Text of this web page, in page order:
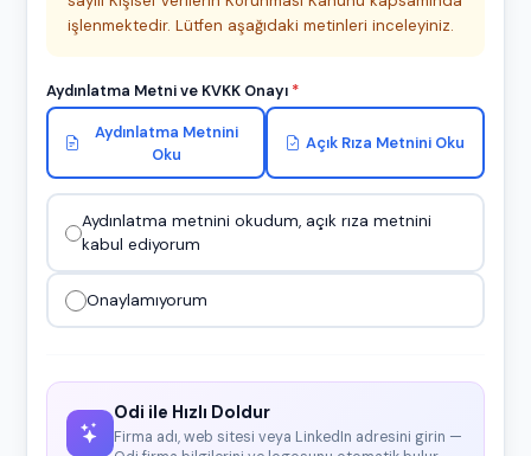
işlenmektedir. Lütfen aşağıdaki metinleri inceleyiniz.
Aydınlatma Metni ve KVKK Onayı *
Aydınlatma Metnini
Oku
Açık Rıza Metnini Oku
Aydınlatma metnini okudum, açık rıza metnini
kabul ediyorum
Onaylamıyorum
Odi ile Hızlı Doldur
Firma adı, web sitesi veya LinkedIn adresini girin —